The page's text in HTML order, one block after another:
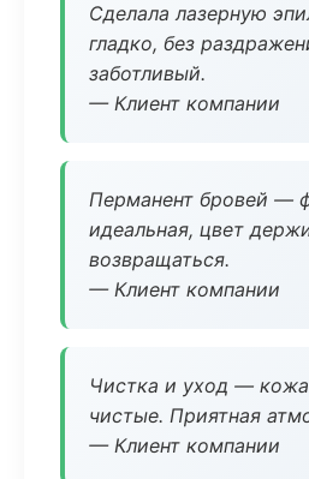
Сделала лазерную
гладко, без
заботливый.
— Клиент компании
Перманент бровей —
идеальная, цвет
возвращаться.
— Клиент компании
Чистка и уход —
чистые. Приятная
— Клиент компании